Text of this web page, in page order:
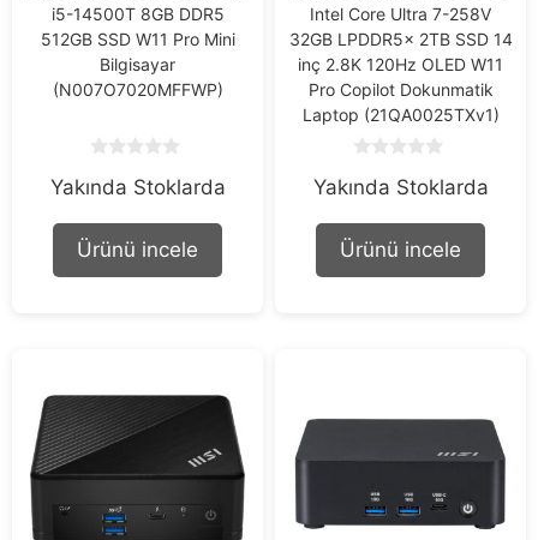
i5-14500T 8GB DDR5
512GB SSD W11 Pro Mini
Bilgisayar
(N007O7020MFFWP)
o
t
f
Yakında Stoklarda
Ürünü incele
Intel Core Ultra 7-258V
32GB LPDDR5x 2TB SSD 14
inç 2.8K 120Hz OLED W11
Pro Copilot Dokunmatik
Laptop (21QA0025TXv1)
o
t
f
Yakında Stoklarda
Ürünü incele